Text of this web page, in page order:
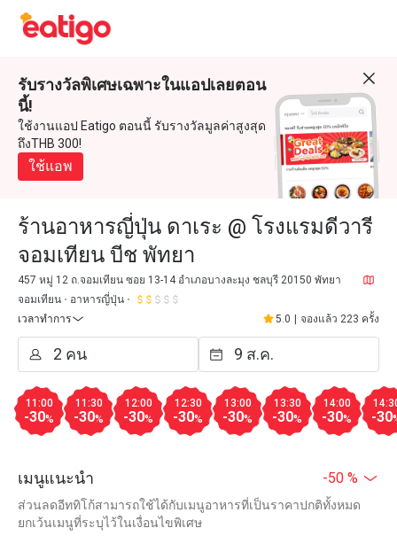
รับรางวัลพิเศษเฉพาะในแอปเลยตอน
นี้!
ใช้งานแอป Eatigo ตอนนี้ รับรางวัลมูลค่าสูงสุด
ถึงTHB 300!
ใช้แอพ
ร้านอาหารญี่ปุ่น ดาเระ @ โรงแรมดีวารี
จอมเทียน บีช พัทยา
457 หมู่ 12 ถ.จอมเทียน ซอย 13-14 อำเภอบางละมุง ชลบุรี 20150 พัทยา
จอมเทียน
อาหารญี่ปุ่น
เวลาทำการ
5.0 จองแล้ว 223 ครั้ง
11:00
-30%
11:30
-30%
12:00
-30%
12:30
-30%
13:00
-30%
13:30
-30%
14:00
-30% -30
เมนูแนะนำ -50 %
ส่วนลดอีททิโก้สามารถใช้ได้กับเมนูอาหารที่เป็นราคาปกติทั้งหมด
ยกเว้นเมนูที่ระบุไว้ในเงื่อนไขพิเศษ